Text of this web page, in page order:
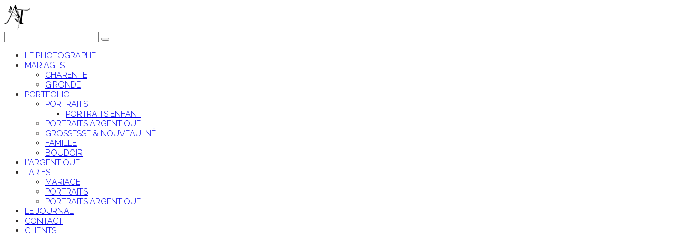
LE PHOTOGRAPHE
MARIAGES
CHARENTE
GIRONDE
PORTFOLIO
PORTRAITS
PORTRAITS ENFANT
PORTRAITS ARGENTIQUE
GROSSESSE & NOUVEAU-NÉ
FAMILLE
BOUDOIR
L’ARGENTIQUE
TARIFS
MARIAGE
PORTRAITS
PORTRAITS ARGENTIQUE
LE JOURNAL
CONTACT
CLIENTS